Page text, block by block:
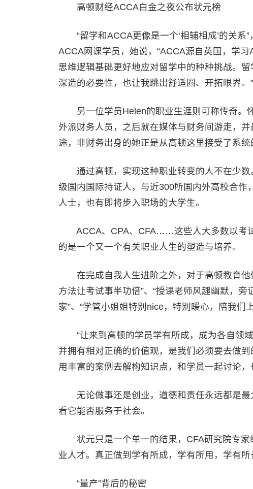
高顿财经ACCA白金之夜公布状元榜
“留学和ACCA更像是一个‘相辅相成’的关系
ACCA网课学员，她说，“ACCA源自英国，学
思维逻辑基础更好地应对留学中的种种挑战。
深造的必要性，也让我跳出舒适圈、开拓眼界。”
另一位学员Helen的职业生涯则可称传奇。
外派财务人员，之后就在媒体与财务间游走，
途，非财务出身的她正是从高顿这里接受了系统
通过高顿，实现这种职业转变的人不在少数
级国内国际持证人，与近300所国内外高校合
人士，也有即将步入职场的大学生。
ACCA、CPA、CFA……这些人大多数以考试
的是一个又一个有关职业人生的塑造与培养。
在完成自我人生进阶之外，对于高顿教育他
方法让考试事半功倍”、“授课老师风趣幽默，
家”、“学管小姐姐特别nice，特别暖心，陪我
“让来到高顿的学员学有所成，成为各自领域
并拥有相对正确的价值观，是我们必须要去做
用丰富的案例去解构知识点，和学员一起讨论，
无论做事还是创业，道德和责任永远都是最
看它能否服务于社会。
状元只是一个单一的结果，CFA研究院专家
业人才。真正做到学有所成，学有所用，学有所
“量产”背后的秘密